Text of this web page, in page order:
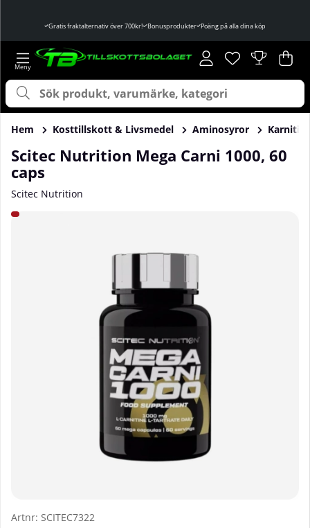
Gratis fraktalternativ över 700kr! Bonusprodukter Poäng på alla dina köp
Önskelista
Antal i
. .
Hem Kosttillskott & Livsmedel Aminosyror Karnitin
Scitec Nutrition Mega Carni 1000, 60
caps
Scitec Nutrition
Produktbilder Scitec Nutrition Mega Carni 1000, 60 caps
Artnr: SCITEC7322